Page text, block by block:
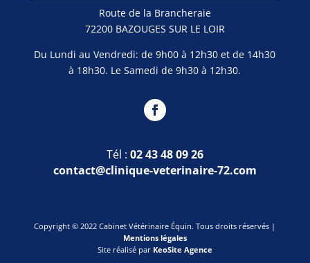
Route de la Brancheraie
72200 BAZOUGES SUR LE LOIR
Du Lundi au Vendredi: de 9h00 à 12h30 et de 14h30
à 18h30. Le Samedi de 9h30 à 12h30.
Tél : 02 43 48 09 26
contact@clinique-veterinaire-72.com
Copyright © 2022 Cabinet Vétérinaire Équin. Tous droits réservés |
Mentions légales
Site réalisé par KeoSite Agence